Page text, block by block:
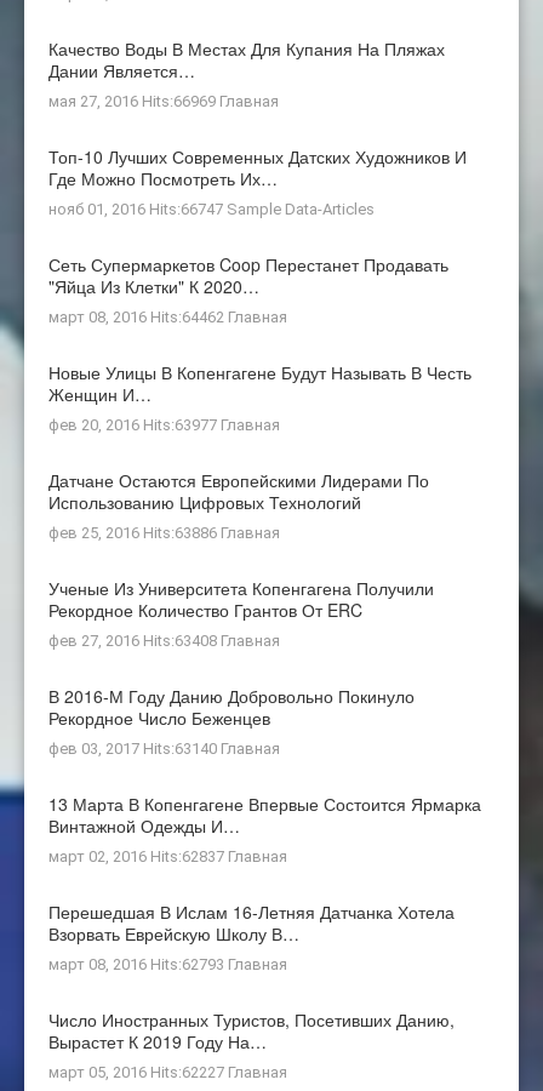
Качество Воды В Местах Для Купания На Пляжах
Дании Является…
мая 27, 2016 Hits:66969 Главная
Топ-10 Лучших Современных Датских Художников И
Где Можно Посмотреть Их…
нояб 01, 2016 Hits:66747 Sample Data-Articles
Сеть Супермаркетов Coop Перестанет Продавать
"яйца Из Клетки" К 2020…
март 08, 2016 Hits:64462 Главная
Новые Улицы В Копенгагене Будут Называть В Честь
Женщин И…
фев 20, 2016 Hits:63977 Главная
Датчане Остаются Европейскими Лидерами По
Использованию Цифровых Технологий
фев 25, 2016 Hits:63886 Главная
Ученые Из Университета Копенгагена Получили
Рекордное Количество Грантов От ERC
фев 27, 2016 Hits:63408 Главная
В 2016-М Году Данию Добровольно Покинуло
Рекордное Число Беженцев
фев 03, 2017 Hits:63140 Главная
13 Марта В Копенгагене Впервые Состоится Ярмарка
Винтажной Одежды И…
март 02, 2016 Hits:62837 Главная
Перешедшая В Ислам 16-Летняя Датчанка Хотела
Взорвать Еврейскую Школу В…
март 08, 2016 Hits:62793 Главная
Число Иностранных Туристов, Посетивших Данию,
Вырастет К 2019 Году На…
март 05, 2016 Hits:62227 Главная